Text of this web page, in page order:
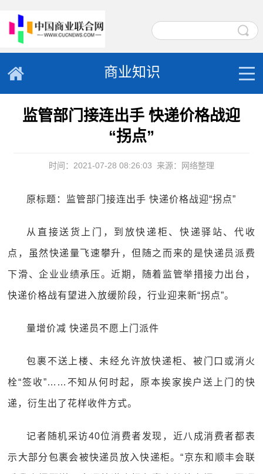
商业知识
监管部门接连出手 快递价格战迎
“拐点”
时间：2021-07-28 08:26:03 来源：网络整理
原标题：监管部门接连出手 快递价格战迎“拐点”
从直接送货上门，到放快递柜、快递驿站、代收
点，虽然快递量飞速攀升，但随之而来的是快递员派费
下滑、企业业绩承压。近期，随着监管举措接力出台，
快递价格战有望进入放缓阶段，行业迎来新“拐点”。
量增价减 快递员不愿上门派件
包裹不送上楼、未经允许放快递柜、被门口或消火
栓“签收”……不知从何时起，原本挨家挨户送上门的快
递，衍生出了花样收件方式。
记者随机采访40位消费者发现，近八成消费者都表
示大部分包裹会被快递员放入快递柜。“京东和顺丰会联